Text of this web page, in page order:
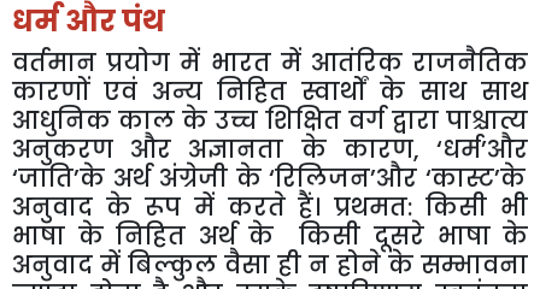
धर्मऔरपंथ
वर्तमान प्रयोग में भारत में आतंरिक राजनैतिक
कारणों एवं अन्य निहित स्वार्थों के साथ साथ
आधुनिक काल के उच्च शिक्षित वर्ग द्वारा पाश्चात्य
अनुकरण और अज्ञानता के कारण, ‘धर्म’और
‘जाति’के अर्थ अंग्रेजी के‘रिलिजन’और ‘कास्ट’के
अनुवाद के रूप में करते हैं। प्रथमत:किसी भी
भाषा के निहित अर्थ के किसी दूसरे भाषा के
अनुवाद में बिल्कुल वैसा ही न होने के सम्भावना